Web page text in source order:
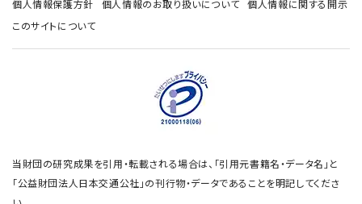
個人情報保護方針 個人情報のお取り扱いについて
個人情報に関する開示
このサイトについて
当財団の研究成果を引用・転載される場合は、「引用元書籍名・データ名」と
「公益財団法人日本交通公社」の刊行物・データであることを明記してくださ